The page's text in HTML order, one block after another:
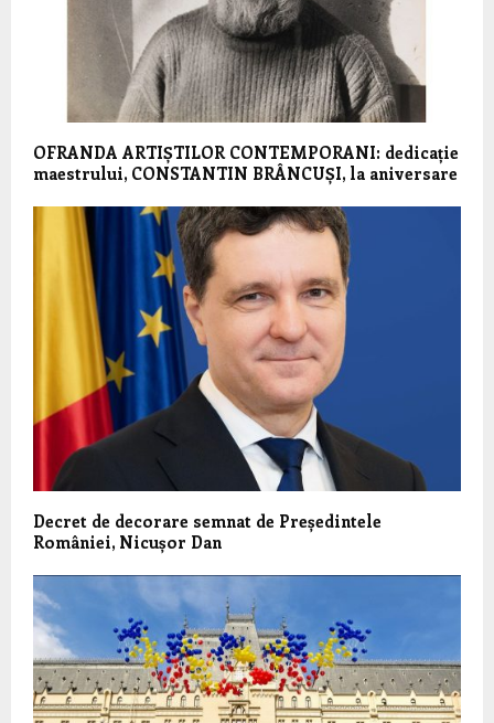
OFRANDA ARTIȘTILOR CONTEMPORANI: dedicație
maestrului, CONSTANTIN BRÂNCUȘI, la aniversare
Decret de decorare semnat de Președintele
României, Nicușor Dan